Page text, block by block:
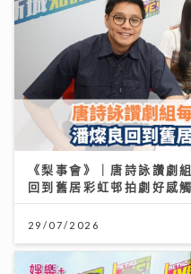
《梨事會》｜唐詩詠讚劇
回到舊居彩虹邨拍劇好感觸
29/07/2026